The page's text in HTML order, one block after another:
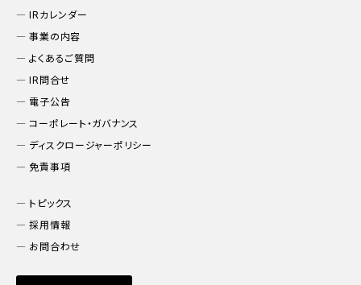
IRカレンダー
事業の内容
よくあるご質問
IR問合せ
電子公告
コーポレート・ガバナンス
ディスクロージャーポリシー
免責事項
トピックス
採用情報
お問合わせ